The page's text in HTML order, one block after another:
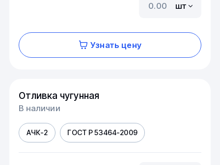
шт
Узнать цену
Отливка чугунная
В наличии
АЧК-2 ГОСТ Р 53464-2009